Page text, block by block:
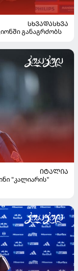
ᲡᲮᲕᲐᲓᲐᲡᲮᲕᲐ
განაგრძობს
ᲘᲢᲐᲚᲘᲐ
"კალიარის"